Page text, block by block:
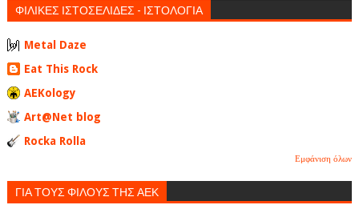
ΦΙΛΙΚΕΣ ΙΣΤΟΣΕΛΙΔΕΣ - ΙΣΤΟΛΟΓΙΑ
Metal Daze
Eat This Rock
AEKology
Art@Net blog
Rocka Rolla
Εμφάνιση όλων
ΓΙΑ ΤΟΥΣ ΦΙΛΟΥΣ ΤΗΣ ΑΕΚ